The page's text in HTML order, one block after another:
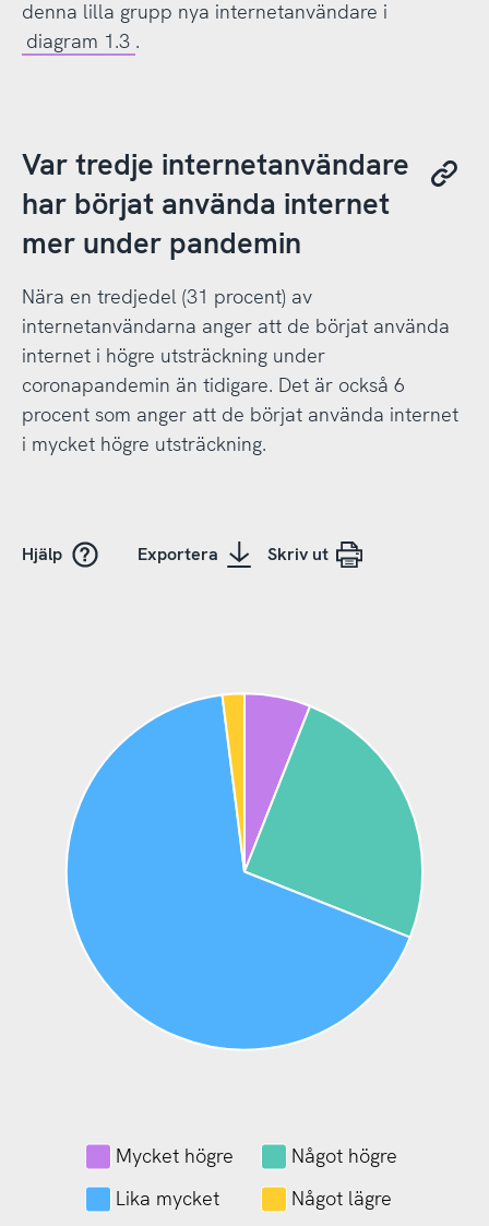
denna lilla grupp nya internetanvändare i
diagram 1.3 .
Var tredje internetanvändare
har börjat använda internet
mer under pandemin
Nära en tredjedel (31 procent) av
internetanvändarna anger att de börjat använda
internet i högre utsträckning under
coronapandemin än tidigare. Det är också 6
procent som anger att de börjat använda internet
i mycket högre utsträckning.
Hjälp Exportera Skriv ut
Mycket högre
Något högre
Lika mycket
Något lägre